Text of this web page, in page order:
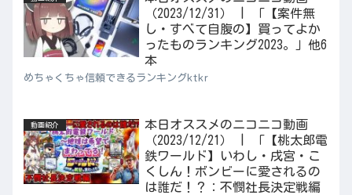
（2023/12/31） | 「【案件無
し・すべて自腹の】買ってよか
ったものランキング2023。」他6
本
めちゃくちゃ信頼できるランキングktkr
動画紹介
本日オススメのニコニコ動画
（2023/12/21） | 「【桃太郎電
鉄ワールド】いわし・戌宮・こ
くしん！ボンビーに愛されるの
は誰だ！？：不憫社長決定戦編